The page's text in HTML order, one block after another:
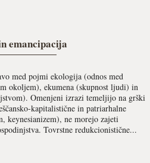
emancipacija
med pojmi ekologija (odnos med
okoljem), ekumena (skupnost ljudi) in
Omenjeni izrazi temeljijo na grški
kapitalistične in patriarhalne
keynesianizem), ne morejo zajeti
Tovrstne redukcionistične...